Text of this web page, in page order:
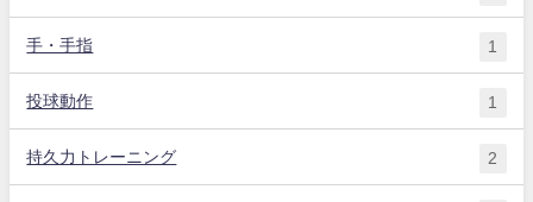
手・手指 1
投球動作 1
持久力トレーニング 2